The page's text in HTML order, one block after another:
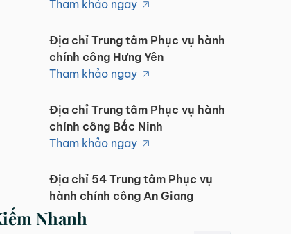
Tham khảo ngay
Địa chỉ Trung tâm Phục vụ hành
chính công Hưng Yên
Tham khảo ngay
Địa chỉ Trung tâm Phục vụ hành
chính công Bắc Ninh
Tham khảo ngay
Địa chỉ 54 Trung tâm Phục vụ
hành chính công An Giang
Tham khảo ngay
Nhanh